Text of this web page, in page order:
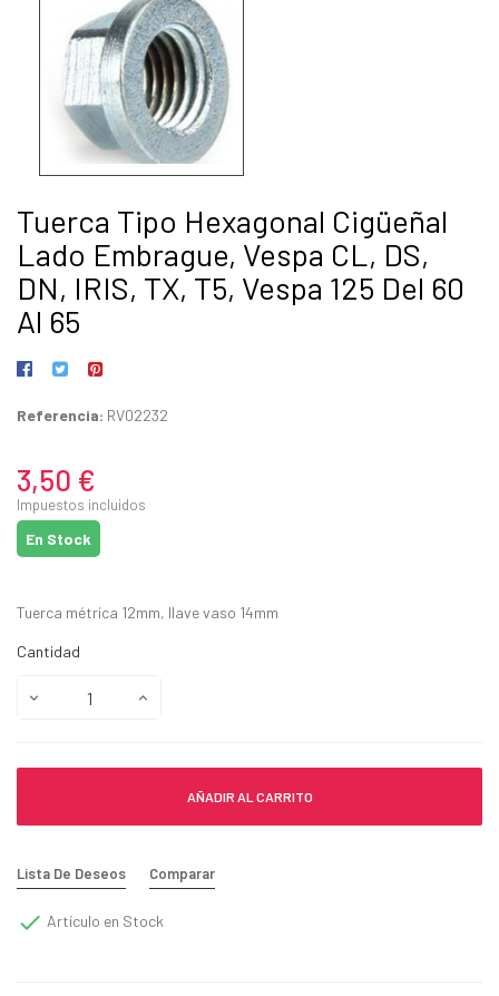
Tuerca Tipo Hexagonal Cigüeñal
Lado Embrague, Vespa CL, DS,
DN, IRIS, TX, T5, Vespa 125 Del 60
Al 65
Referencia: RV02232
3,50 €
Impuestos incluidos
En Stock
Tuerca métrica 12mm, llave vaso 14mm
Cantidad
AÑADIR AL CARRITO
Lista De Deseos Comparar
 Artículo en Stock